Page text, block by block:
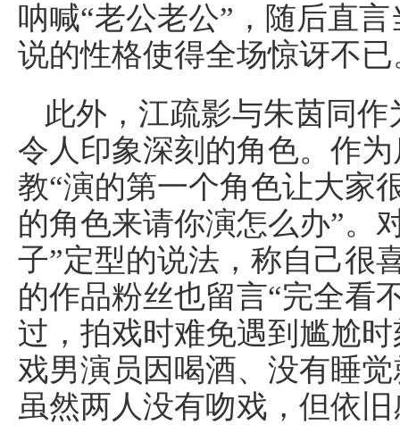
呐喊“老公老公”，随后直
说的性格使得全场惊讶不已
此外，江疏影与朱茵同
令人印象深刻的角色。作
教“演的第一个角色让大家
的角色来请你演怎么办”。
子”定型的说法，称自己很
的作品粉丝也留言“完全看
过，拍戏时难免遇到尴尬
戏男演员因喝酒、没有睡
虽然两人没有吻戏，但依